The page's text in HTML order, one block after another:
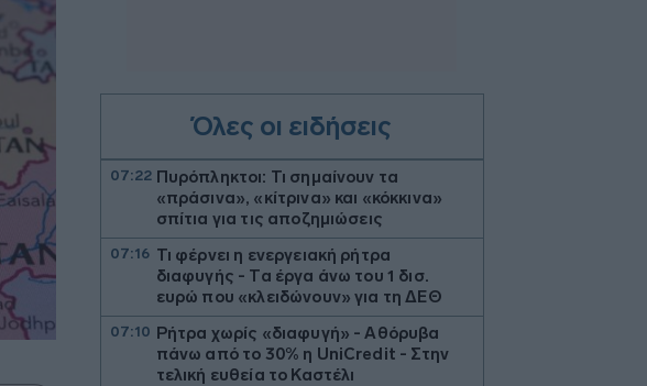
Όλες οι ειδήσεις
07:22 Πυρόπληκτοι: Τι σημαίνουν τα
«πράσινα», «κίτρινα» και «κόκκινα»
σπίτια για τις αποζημιώσεις
07:16 Τι φέρνει η ενεργειακή ρήτρα
διαφυγής - Τα έργα άνω του 1 δισ.
ευρώ που «κλειδώνουν» για τη ΔΕΘ
07:10 Ρήτρα χωρίς «διαφυγή» - Αθόρυβα
πάνω από το 30% η UniCredit - Στην
τελική ευθεία το Καστέλι